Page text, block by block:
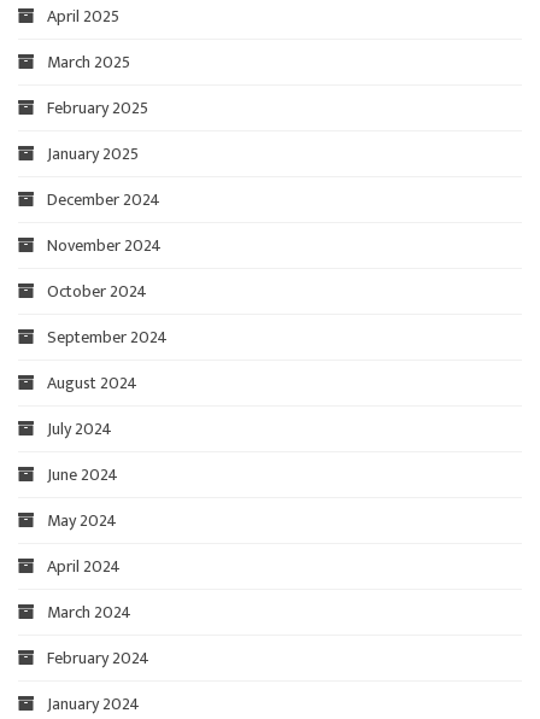
April 2025
March 2025
February 2025
January 2025
December 2024
November 2024
October 2024
September 2024
August 2024
July 2024
June 2024
May 2024
April 2024
March 2024
February 2024
January 2024